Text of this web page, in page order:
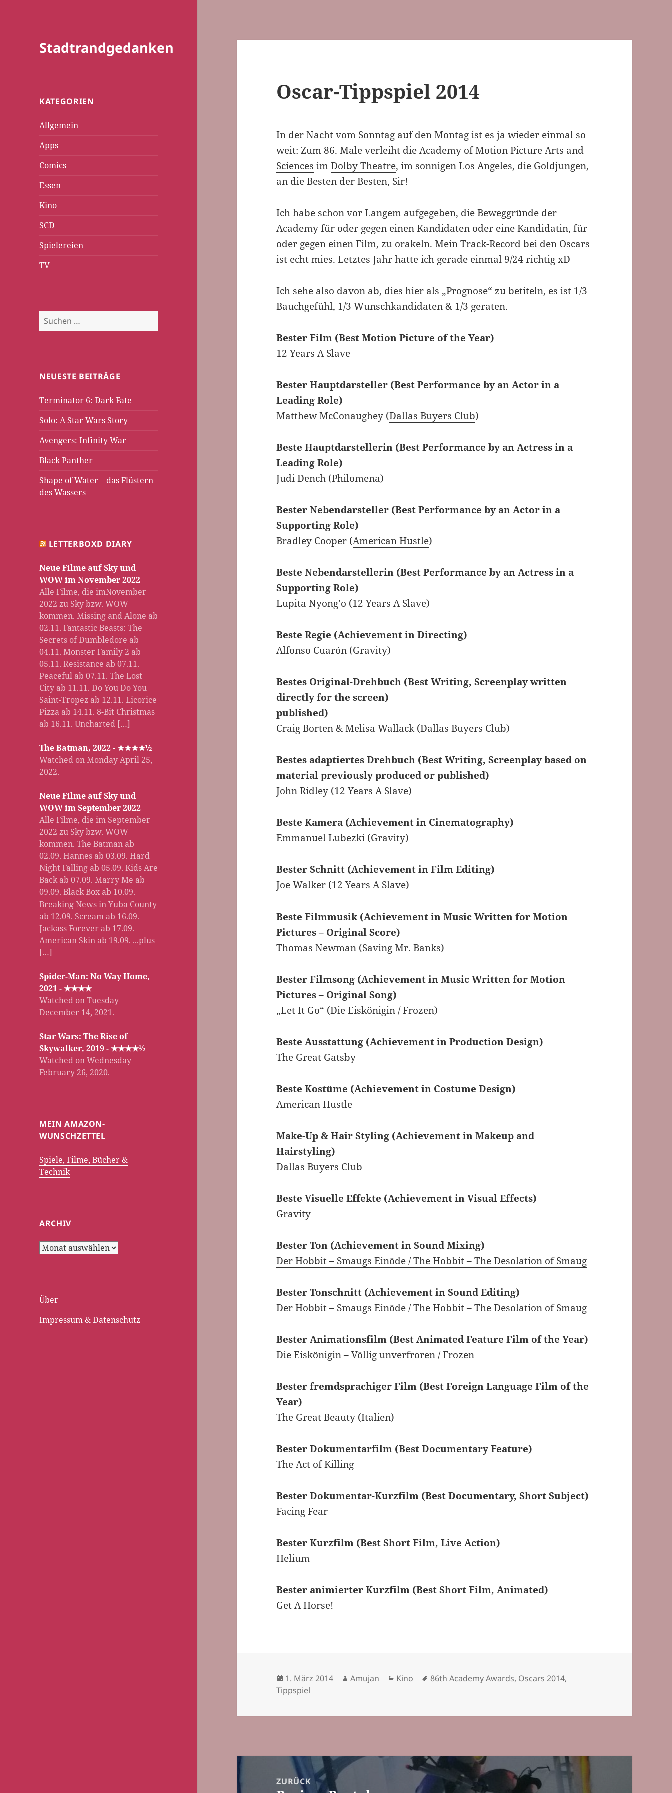
Stadtrandgedanken
KATEGORIEN
Allgemein
Apps
Comics
Essen
Kino
SCD
Spielereien
TV
Suchen
nach:
NEUESTE BEITRÄGE
Terminator 6: Dark Fate
Solo: A Star Wars Story
Avengers: Infinity War
Black Panther
Shape of Water – das Flüstern
des Wassers
LETTERBOXD DIARY
Neue Filme auf Sky und
WOW im November 2022
Alle Filme, die imNovember
2022 zu Sky bzw. WOW
kommen. Missing and Alone ab
02.11. Fantastic Beasts: The
Secrets of Dumbledore ab
04.11. Monster Family 2 ab
05.11. Resistance ab 07.11.
Peaceful ab 07.11. The Lost
City ab 11.11. Do You Do You
Saint-Tropez ab 12.11. Licorice
Pizza ab 14.11. 8-Bit Christmas
ab 16.11. Uncharted […]
The Batman, 2022 - ★★★★½
Watched on Monday April 25,
2022.
Neue Filme auf Sky und
WOW im September 2022
Alle Filme, die im September
2022 zu Sky bzw. WOW
kommen. The Batman ab
02.09. Hannes ab 03.09. Hard
Night Falling ab 05.09. Kids Are
Back ab 07.09. Marry Me ab
09.09. Black Box ab 10.09.
Breaking News in Yuba County
ab 12.09. Scream ab 16.09.
Jackass Forever ab 17.09.
American Skin ab 19.09. ...plus
[…]
Spider-Man: No Way Home,
2021 - ★★★★
Watched on Tuesday
December 14, 2021.
Star Wars: The Rise of
Skywalker, 2019 - ★★★★½
Watched on Wednesday
February 26, 2020.
MEIN AMAZON-
WUNSCHZETTEL
Spiele, Filme, Bücher &
Technik
ARCHIV
Archiv
Über
Impressum & Datenschutz
Oscar-Tippspiel 2014
In der Nacht vom Sonntag auf den Montag ist es ja wieder einmal so
weit: Zum 86. Male verleiht dieAcademy of Motion Picture Arts and
Sciences imDolby Theatre, im sonnigen Los Angeles, die Goldjungen,
an die Besten der Besten, Sir!
Ich habe schon vor Langem aufgegeben, die Beweggründe der
Academy für oder gegen einen Kandidaten oder eine Kandidatin, für
oder gegen einen Film, zu orakeln. Mein Track-Record bei den Oscars
ist echt mies.Letztes Jahrhatte ich gerade einmal 9/24 richtig xD
Ich sehe also davon ab, dies hier als „Prognose“ zu betiteln, es ist 1/3
Bauchgefühl, 1/3 Wunschkandidaten & 1/3 geraten.
Bester Film (Best Motion Picture of the Year)
12 Years A Slave
Bester Hauptdarsteller (Best Performance by an Actor in a
Leading Role)
Matthew McConaughey (Dallas Buyers Club)
Beste Hauptdarstellerin (Best Performance by an Actress in a
Leading Role)
Judi Dench (Philomena)
Bester Nebendarsteller (Best Performance by an Actor in a
Supporting Role)
Bradley Cooper (American Hustle)
Beste Nebendarstellerin (Best Performance by an Actress in a
Supporting Role)
Lupita Nyong’o (12 Years A Slave)
Beste Regie (Achievement in Directing)
Alfonso Cuarón (Gravity)
Bestes Original-Drehbuch (Best Writing, Screenplay written
directly for the screen)
published)
Craig Borten & Melisa Wallack (Dallas Buyers Club)
Bestes adaptiertes Drehbuch (Best Writing, Screenplay based on
material previously produced or published)
John Ridley (12 Years A Slave)
Beste Kamera (Achievement in Cinematography)
Emmanuel Lubezki (Gravity)
Bester Schnitt (Achievement in Film Editing)
Joe Walker (12 Years A Slave)
Beste Filmmusik (Achievement in Music Written for Motion
Pictures – Original Score)
Thomas Newman (Saving Mr. Banks)
Bester Filmsong (Achievement in Music Written for Motion
Pictures – Original Song)
„Let It Go“ (Die Eiskönigin / Frozen)
Beste Ausstattung (Achievement in Production Design)
The Great Gatsby
Beste Kostüme (Achievement in Costume Design)
American Hustle
Make-Up & Hair Styling (Achievement in Makeup and
Hairstyling)
Dallas Buyers Club
Beste Visuelle Effekte (Achievement in Visual Effects)
Gravity
Bester Ton (Achievement in Sound Mixing)
Der Hobbit – Smaugs Einöde / The Hobbit – The Desolation of Smaug
Bester Tonschnitt (Achievement in Sound Editing)
Der Hobbit – Smaugs Einöde / The Hobbit – The Desolation of Smaug
Bester Animationsfilm (Best Animated Feature Film of the Year)
Die Eiskönigin – Völlig unverfroren / Frozen
Bester fremdsprachiger Film (Best Foreign Language Film of the
Year)
The Great Beauty (Italien)
Bester Dokumentarfilm (Best Documentary Feature)
The Act of Killing
Bester Dokumentar-Kurzfilm (Best Documentary, Short Subject)
Facing Fear
Bester Kurzfilm (Best Short Film, Live Action)
Helium
Bester animierter Kurzfilm (Best Short Film, Animated)
Get A Horse!
Veröffentlicht
am
1. März 2014 Autor
Amujan Kategorien
Kino Schlagwörter
86th Academy Awards, Oscars 2014,
Tippspiel
Beitragsnavigation
ZURÜCK